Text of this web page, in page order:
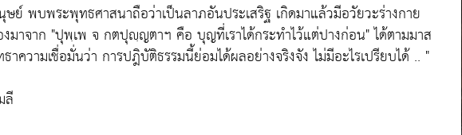
ษย์ พบพระพุทธศาสนาถือว่าเป็นลาภอันประเสริฐ เกิดมาแล้วมีอวัยวะร่างกาย
มาจาก "ปุพฺเพ จ กตปุญฺญตาฯ คือ บุญที่เราได้กระทำไว้แต่ปางก่อน"ได้ตามมาส
าความเชื่อมั่นว่า การปฎิบัติธรรมนี้ย่อมได้ผลอย่างจริงจัง ไม่มีอะไรเปรียบได้ .. "
ลี